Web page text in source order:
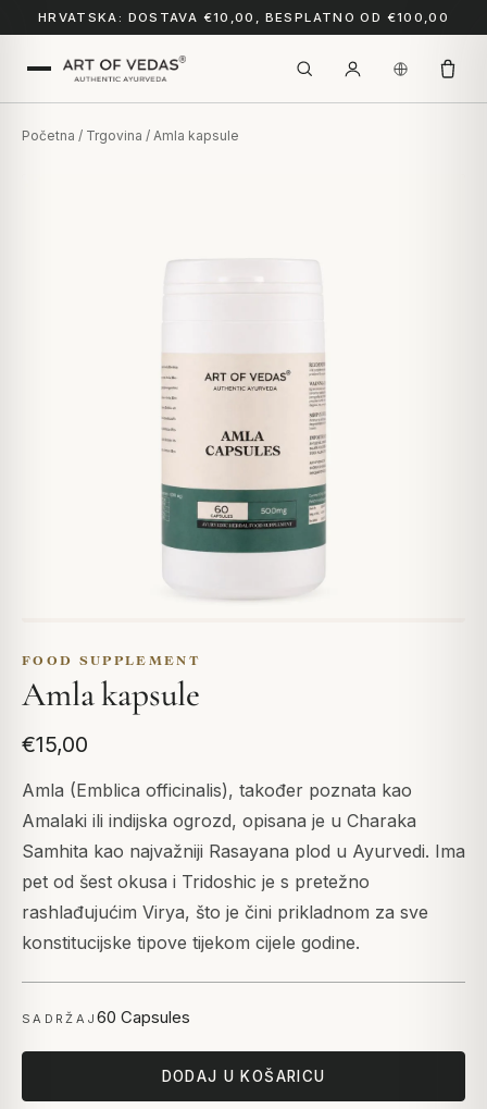
HRVATSKA: DOSTAVA €10,00, BESPLATNO OD €100,00
Početna / Trgovina / Amla kapsule
FOOD SUPPLEMENT
Amla kapsule
€15,00
Amla (Emblica officinalis), također poznata kao
Amalaki ili indijska ogrozd, opisana je u Charaka
Samhita kao najvažniji Rasayana plod u Ayurvedi. Ima
pet od šest okusa i Tridoshic je s pretežno
rashlađujućim Virya, što je čini prikladnom za sve
konstitucijske tipove tijekom cijele godine.
SADRŽAJ60 Capsules
DODAJ U KOŠARICU